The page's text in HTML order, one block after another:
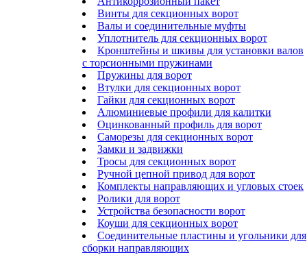
Винты для секционных ворот
Валы и соединительные муфты
Уплотнитель для секционных ворот
Кронштейны и шкивы для установки валов
с торсионными пружинами
Пружины для ворот
Втулки для секционных ворот
Гайки для секционных ворот
Алюминиевые профили для калитки
Оцинкованный профиль для ворот
Саморезы для секционных ворот
Замки и задвижки
Тросы для секционных ворот
Ручной цепной привод для ворот
Комплекты направляющих и угловых стоек
Ролики для ворот
Устройства безопасности ворот
Коуши для секционных ворот
Соединительные пластины и угольники для
сборки направляющих